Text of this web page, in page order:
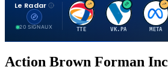
Le Radar
20 SIGNAUX
T
TTE
V
VK.PA
M
META
Action Brown Forman Inc